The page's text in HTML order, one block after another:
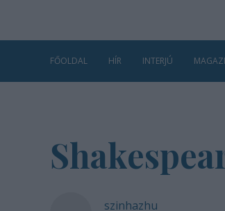
FŐOLDAL HÍR INTERJÚ
szinhazhu